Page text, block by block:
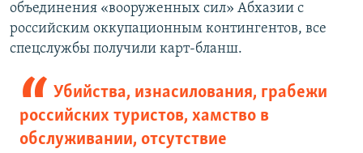
объединения «вооруженных сил» Абхазии с
российским оккупационным контингентов, все
спецслужбы получили карт-бланш.
Убийства, изнасилования, грабежи
российских туристов, хамство в
обслуживании, отсутствие